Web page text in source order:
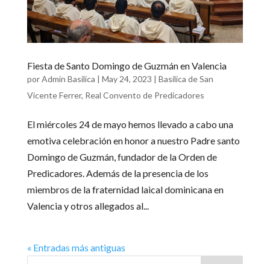
Fiesta de Santo Domingo de Guzmán en Valencia
porAdmin Basilica | May 24, 2023 | Basílica de San
Vicente Ferrer, Real Convento de Predicadores
El miércoles 24 de mayo hemos llevado a cabo una
emotiva celebración en honor a nuestro Padre santo
Domingo de Guzmán, fundador de la Orden de
Predicadores. Además de la presencia de los
miembros de la fraternidad laical dominicana en
Valencia y otros allegados al...
« Entradas más antiguas